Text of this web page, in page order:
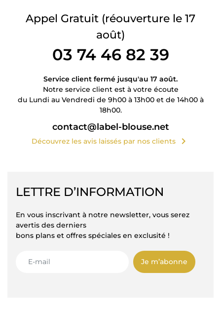
Appel Gratuit (réouverture le 17
août)
03 74 46 82 39
Service client fermé jusqu'au 17 août.
Notre service client est à votre écoute
du Lundi au Vendredi de 9h00 à 13h00 et de 14h00 à
18h00.
contact@label-blouse.net
Découvrez les avis laissés par nos clients chevron_right
LETTRE D’INFORMATION
En vous inscrivant à notre newsletter, vous serez
avertis des derniers
bons plans et offres spéciales en exclusité !
Je m’abonne